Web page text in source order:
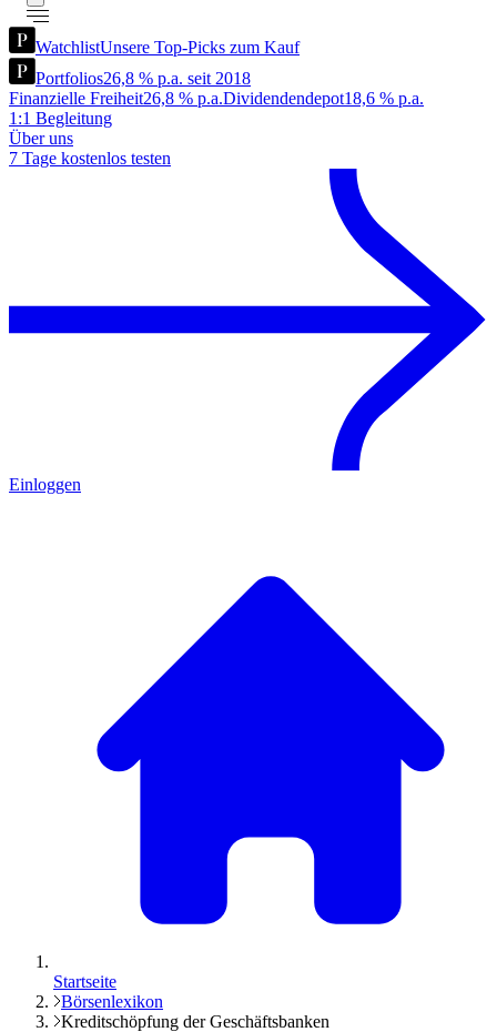
WatchlistUnsere Top-Picks zum Kauf
Portfolios26,8 % p.a. seit 2018
Finanzielle Freiheit26,8 % p.a.Dividendendepot18,6 % p.a.
1:1 Begleitung
Über uns
7 Tage kostenlos testen
Einloggen
Startseite
Börsenlexikon
Kreditschöpfung der Geschäftsbanken